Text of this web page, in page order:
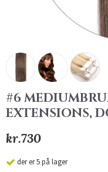
#6
EXTENSIONS,
kr.730
der er 5 på lager